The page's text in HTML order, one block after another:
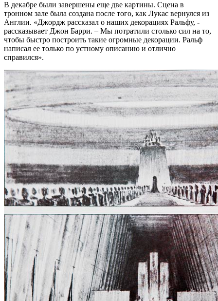
В декабре были завершены еще две картины. Сцена в
тронном зале была создана после того, как Лукас вернулся из
Англии. «Джордж рассказал о наших декорациях Ральфу, -
рассказывает Джон Барри. – Мы потратили столько сил на то,
чтобы быстро построить такие огромные декорации. Ральф
написал ее только по устному описанию и отлично
справился».